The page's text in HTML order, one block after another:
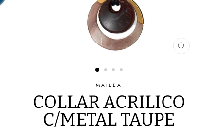
CERRAR
MAILEA
COLLAR ACRILICO
C/METAL TAUPE